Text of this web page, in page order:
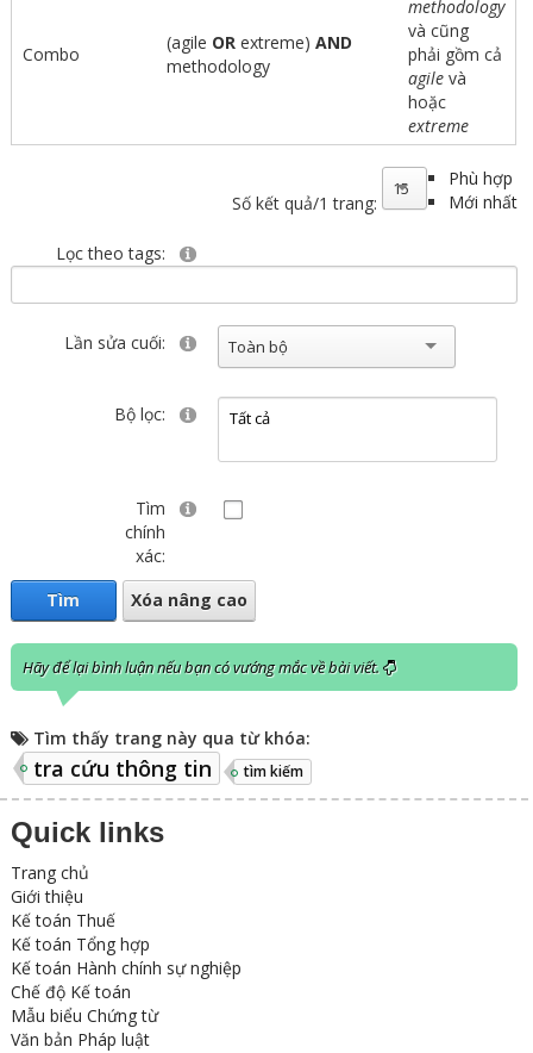
Combo
(agile ORextreme) AND
methodology
methodology
và cũng
phải gồm cả
agilevà
hoặc
extreme
Phù hợp
Mới nhất
Số kết quả/1 trang:
15
Lọc theo tags:
Lần sửa cuối: Toàn bộ
Bộ lọc:
Tìm
chính
xác:
Tìm
Xóa nâng cao
Hãy để lại bình luận nếu bạn có vướng mắc về bài viết.
Tìm thấy trang này qua từ khóa:
tra cứu thông tin tìm kiếm
Quick links
Trang chủ
Giới thiệu
Kế toán Thuế
Kế toán Tổng hợp
Kế toán Hành chính sự nghiệp
Chế độ Kế toán
Mẫu biểu Chứng từ
Văn bản Pháp luật